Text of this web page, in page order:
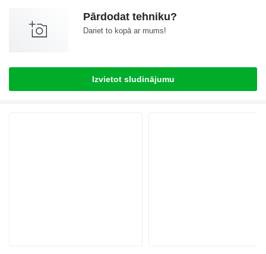
Pārdodat tehniku?
Dariet to kopā ar mums!
Izvietot sludinājumu